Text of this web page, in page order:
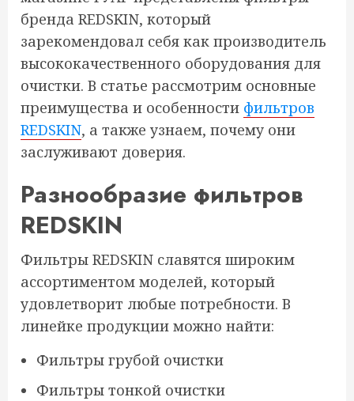
бренда REDSKIN, который
зарекомендовал себя как производитель
высококачественного оборудования для
очистки. В статье рассмотрим основные
преимущества и особенности фильтров
REDSKIN, а также узнаем, почему они
заслуживают доверия.
Разнообразие фильтров
REDSKIN
Фильтры REDSKIN славятся широким
ассортиментом моделей, который
удовлетворит любые потребности. В
линейке продукции можно найти:
Фильтры грубой очистки
Фильтры тонкой очистки